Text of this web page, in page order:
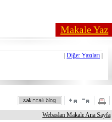
Makale Yaz
Diğer Yazıları
Webaslan Makale Ana Sayfa